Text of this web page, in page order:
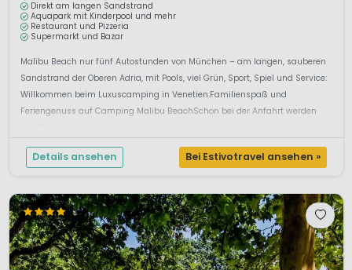
Direkt am langen Sandstrand
Aquapark mit Kinderpool und mehr
Restaurant und Pizzeria
Supermarkt und Bazar
Malibu Beach nur fünf Autostunden von München – am langen, sauberen
Sandstrand der Oberen Adria, mit Pools, viel Grün, Sport, Spiel und Service:
Willkommen beim Luxuscamping in Venetien.Familienspaß und
Feriengenuss auf Camping Malibu BeachSchon bei der Anfahrt werden
Details ansehen Bei Estivotravel ansehen »